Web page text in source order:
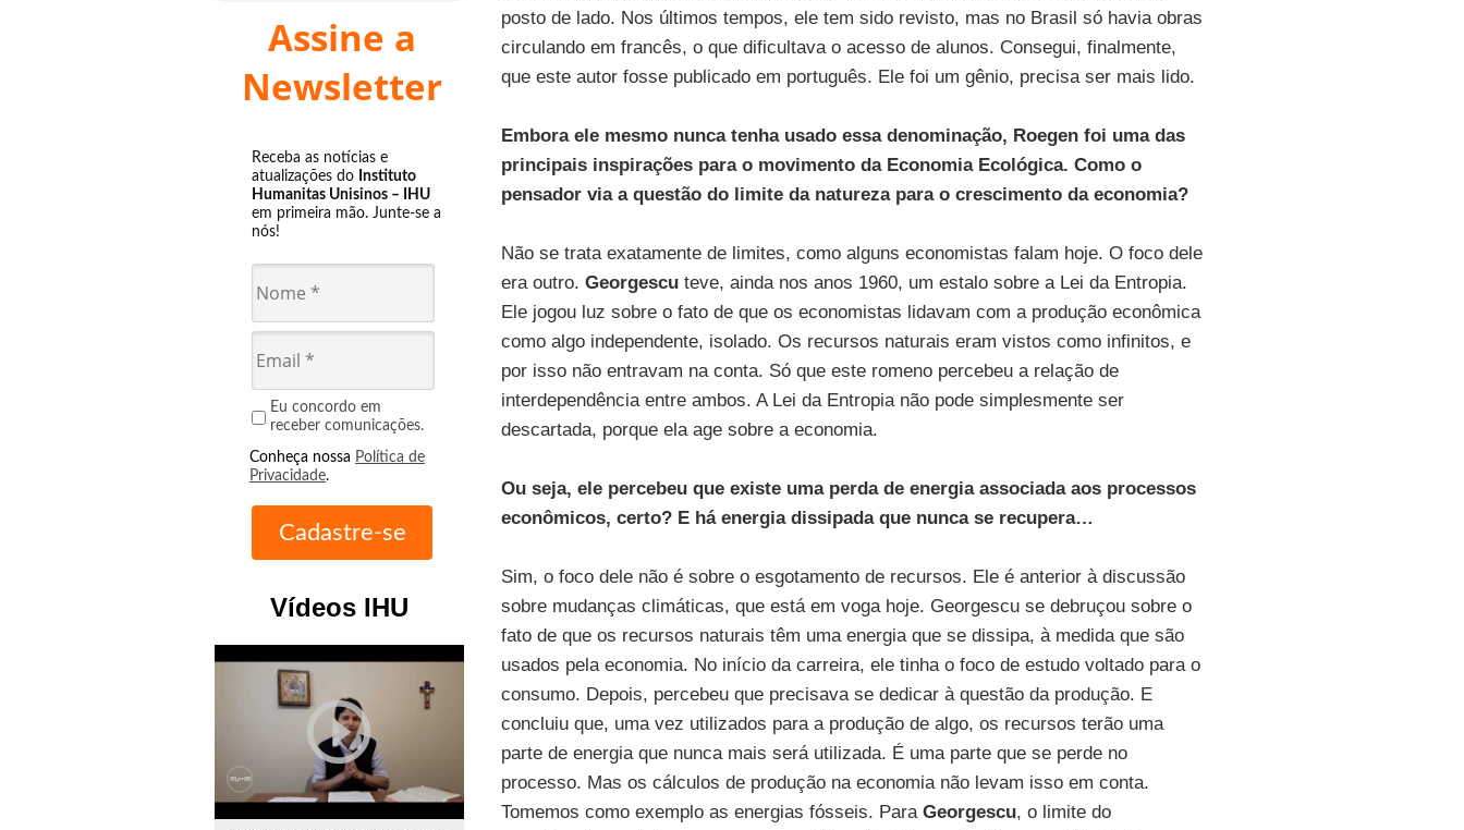
Assine a
Newsletter
Receba as notícias e
atualizações do Instituto
Humanitas Unisinos – IHU
em primeira mão. Junte-se a
nós!
Eu concordo em
receber comunicações.
Conheça nossa Política de
Privacidade.
Vídeos IHU
play_circle_outline
posto de lado. Nos últimos tempos, ele tem sido revisto, mas no Brasil só havia obras
circulando em francês, o que dificultava o acesso de alunos. Consegui, finalmente,
que este autor fosse publicado em português. Ele foi um gênio, precisa ser mais lido.
Embora ele mesmo nunca tenha usado essa denominação, Roegen foi uma das
principais inspirações para o movimento da Economia Ecológica. Como o
pensador via a questão do limite da natureza para o crescimento da economia?
Não se trata exatamente de limites, como alguns economistas falam hoje. O foco dele
era outro. Georgescu teve, ainda nos anos 1960, um estalo sobre a Lei da Entropia.
Ele jogou luz sobre o fato de que os economistas lidavam com a produção econômica
como algo independente, isolado. Os recursos naturais eram vistos como infinitos, e
por isso não entravam na conta. Só que este romeno percebeu a relação de
interdependência entre ambos. A Lei da Entropia não pode simplesmente ser
descartada, porque ela age sobre a economia.
Ou seja, ele percebeu que existe uma perda de energia associada aos processos
econômicos, certo? E há energia dissipada que nunca se recupera…
Sim, o foco dele não é sobre o esgotamento de recursos. Ele é anterior à discussão
sobre mudanças climáticas, que está em voga hoje. Georgescu se debruçou sobre o
fato de que os recursos naturais têm uma energia que se dissipa, à medida que são
usados pela economia. No início da carreira, ele tinha o foco de estudo voltado para o
consumo. Depois, percebeu que precisava se dedicar à questão da produção. E
concluiu que, uma vez utilizados para a produção de algo, os recursos terão uma
parte de energia que nunca mais será utilizada. É uma parte que se perde no
processo. Mas os cálculos de produção na economia não levam isso em conta.
Tomemos como exemplo as energias fósseis. Para Georgescu, o limite do